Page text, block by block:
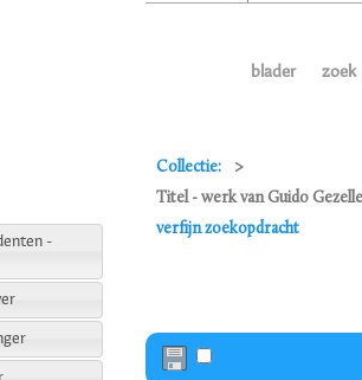
blader zoek
Collectie:
Titel - werk van Guido
verfijn zoekopdracht
-